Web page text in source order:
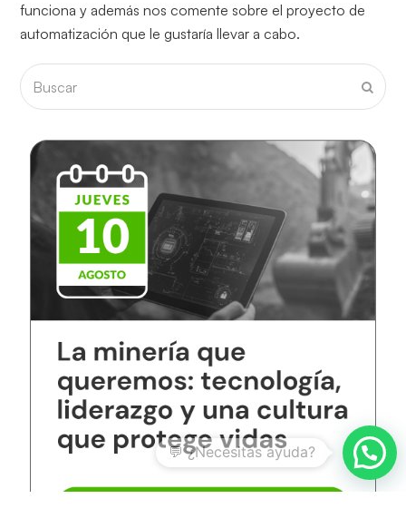
funciona y además nos comente sobre el proyecto de
automatización que le gustaría llevar a cabo.
Buscar